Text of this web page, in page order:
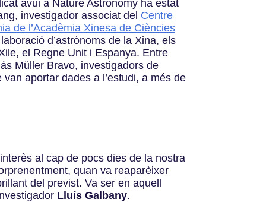
avui a Nature Astronomy ha estat
investigador associat del Centre
de l’Acadèmia Xinesa de Ciències
d’astrònoms de la Xina, els
el Regne Unit i Espanya. Entre
Müller Bravo, investigadors de
van aportar dades a l’estudi, a més de
al cap de pocs dies de la nostra
quan va reaparèixer
del previst. Va ser en aquell
Lluís Galbany.